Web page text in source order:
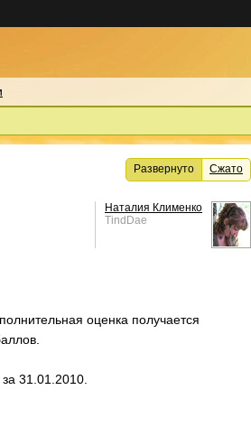
Сжато
Развернуто
Наталия Клименко
TindDae
оценка получается
31.01.2010.